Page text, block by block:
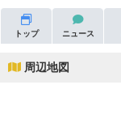
トップ ニュース
周辺地図